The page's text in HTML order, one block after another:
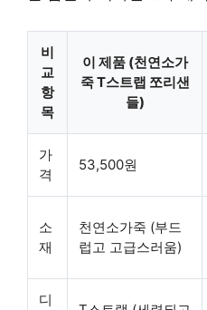
비
교
항
목
이 제품 (천연소가
죽 T스트랩 쪼리샌
들)
가
격
53,500원
소
재
천연소가죽 (부드
럽고 고급스러움)
디